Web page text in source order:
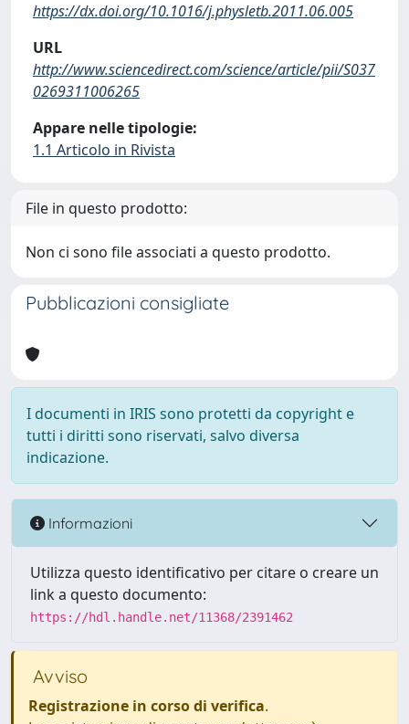
https://dx.doi.org/10.1016/j.physletb.2011.06.005
URL
http://www.sciencedirect.com/science/article/pii/S037
0269311006265
Appare nelle tipologie:
1.1 Articolo in Rivista
File in questo prodotto:
Non ci sono file associati a questo prodotto.
Pubblicazioni consigliate
I documenti in IRIS sono protetti da copyright e
tutti i diritti sono riservati, salvo diversa
indicazione.
Informazioni
Utilizza questo identificativo per citare o creare un
link a questo documento:
https://hdl.handle.net/11368/2391462
Avviso
Registrazione in corso di verifica.